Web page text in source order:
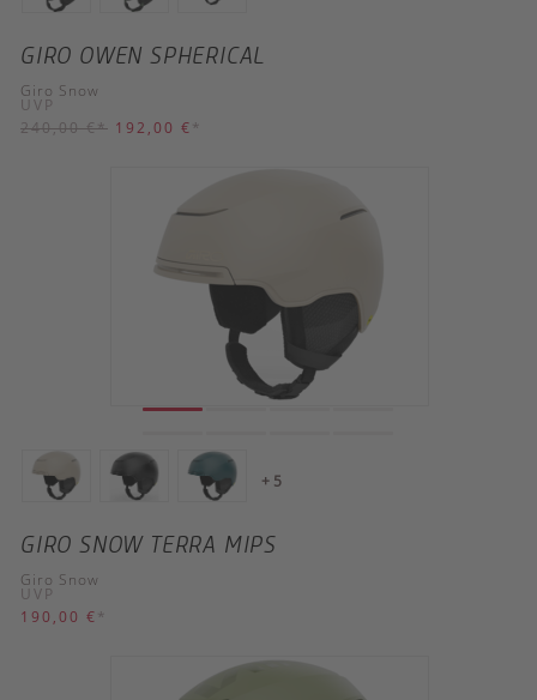
GIRO OWEN SPHERICAL
Giro Snow
UVP
240,00 €* 192,00 € *
+ 5
GIRO SNOW TERRA MIPS
Giro Snow
UVP
190,00 € *